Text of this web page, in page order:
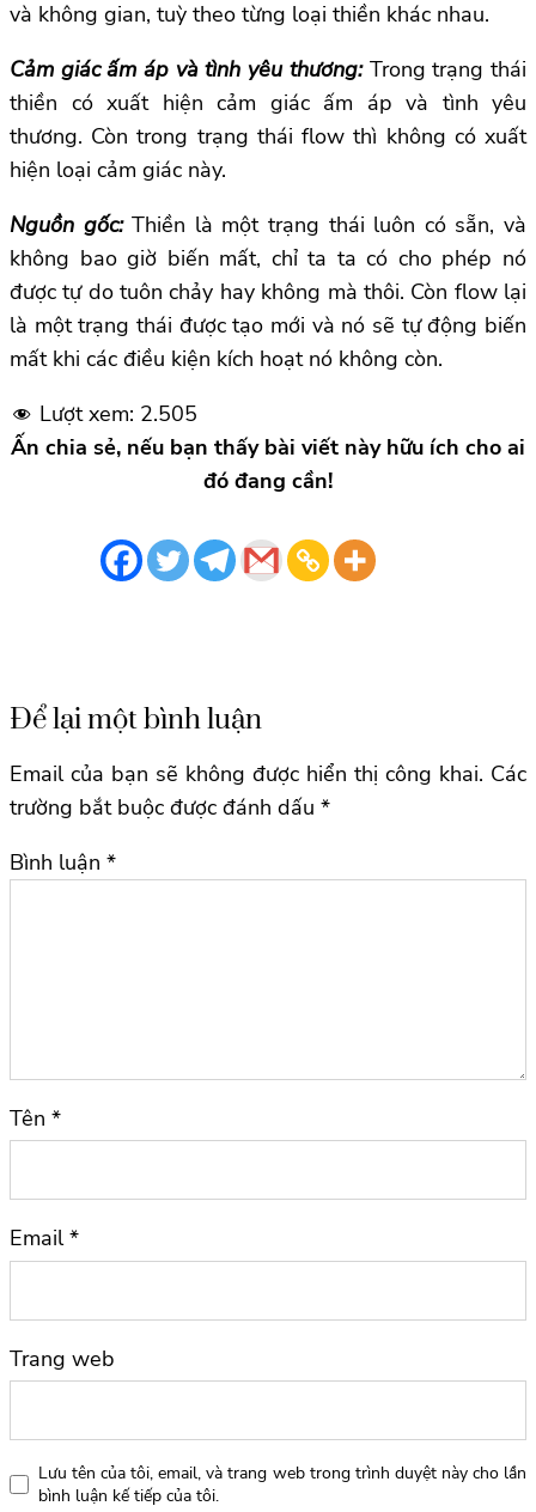
và không gian, tuỳ theo từng loại thiền khác nhau.
Cảm giác ấm áp và tình yêu thương: Trong trạng thái
thiền có xuất hiện cảm giác ấm áp và tình yêu
thương. Còn trong trạng thái flow thì không có xuất
hiện loại cảm giác này.
Nguồn gốc:Thiền là một trạng thái luôn có sẵn, và
không bao giờ biến mất, chỉ ta ta có cho phép nó
được tự do tuôn chảy hay không mà thôi. Còn flow lại
là một trạng thái được tạo mới và nó sẽ tự động biến
mất khi các điều kiện kích hoạt nó không còn.
Lượt xem: 2.505
Ấn chia sẻ, nếu bạn thấy bài viết này hữu ích cho ai
đó đang cần!
Để lại một bình luận
Email của bạn sẽ không được hiển thị công khai. Các
trường bắt buộc được đánh dấu *
Bình luận *
Tên *
Email*
Trang web
Lưu tên của tôi, email, và trang web trong trình duyệt này cho lần
bình luận kế tiếp của tôi.